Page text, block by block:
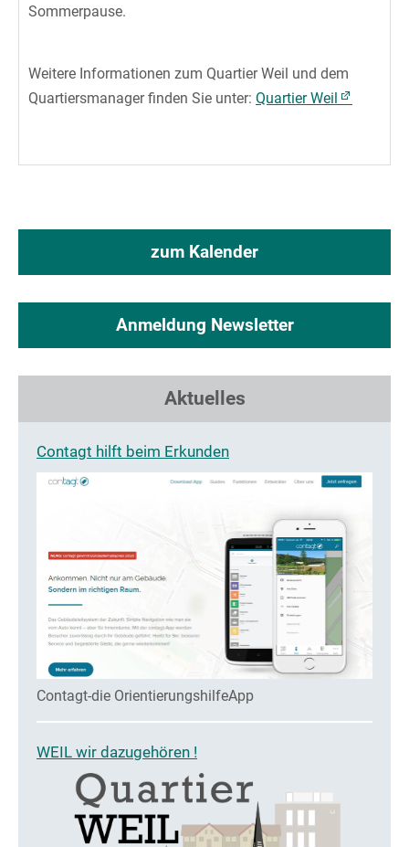
Sommerpause.
Weitere Informationen zum Quartier Weil und dem
Quartiersmanager finden Sie unter: Quartier Weil
zum Kalender
Anmeldung Newsletter
Aktuelles
Contagt hilft beim Erkunden
Contagt-die OrientierungshilfeApp
WEIL wir dazugehören !